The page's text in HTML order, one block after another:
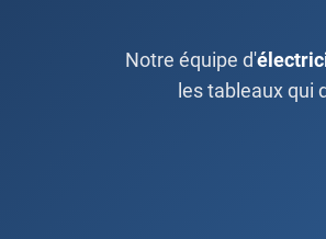
Notre équipe d'
les tableaux qui